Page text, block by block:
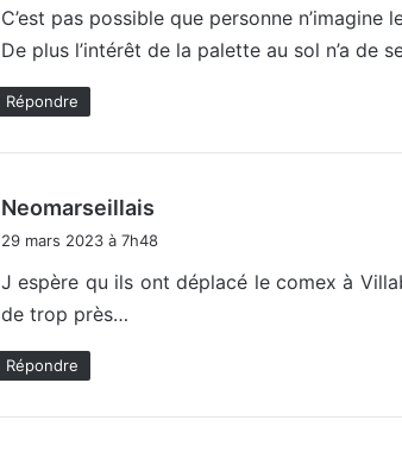
C’est pas possible que personne
De plus l’intérêt de la palette au sol n’a de
Répondre
Neomarseillais
i
29 mars 2023 à 7h48
J espère qu ils ont déplacé le comex à
de trop près…
Répondre